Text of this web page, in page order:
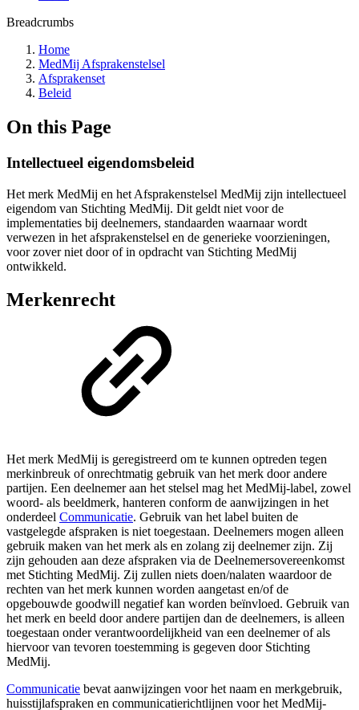
Breadcrumbs
Home
MedMij Afsprakenstelsel
Afsprakenset
Beleid
On this Page
Intellectueel eigendomsbeleid
Het merk MedMij en het Afsprakenstelsel MedMij zijn intellectueel
eigendom van Stichting MedMij. Dit geldt niet voor de
implementaties bij deelnemers, standaarden waarnaar wordt
verwezen in het afsprakenstelsel en de generieke voorzieningen,
voor zover niet door of in opdracht van Stichting MedMij
ontwikkeld.
Merkenrecht
Het merk MedMij is geregistreerd om te kunnen optreden tegen
merkinbreuk of onrechtmatig gebruik van het merk door andere
partijen. Een deelnemer aan het stelsel mag het MedMij-label, zowel
woord- als beeldmerk, hanteren conform de aanwijzingen in het
onderdeel Communicatie. Gebruik van het label buiten de
vastgelegde afspraken is niet toegestaan. Deelnemers mogen alleen
gebruik maken van het merk als en zolang zij deelnemer zijn. Zij
zijn gehouden aan deze afspraken via de Deelnemersovereenkomst
met Stichting MedMij. Zij zullen niets doen/nalaten waardoor de
rechten van het merk kunnen worden aangetast en/of de
opgebouwde goodwill negatief kan worden beïnvloed. Gebruik van
het merk en beeld door andere partijen dan de deelnemers, is alleen
toegestaan onder verantwoordelijkheid van een deelnemer of als
hiervoor van tevoren toestemming is gegeven door Stichting
MedMij.
Communicatie bevat aanwijzingen voor het naam en merkgebruik,
huisstijlafspraken en communicatierichtlijnen voor het MedMij-